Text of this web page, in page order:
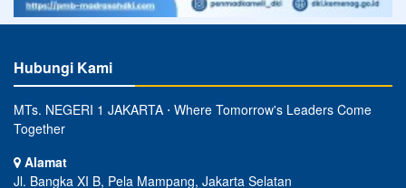
Hubungi Kami
MTs. NEGERI 1 JAKARTA ⋅ Where Tomorrow's Leaders Come
Together
Alamat
Jl. Bangka XI B, Pela Mampang, Jakarta Selatan